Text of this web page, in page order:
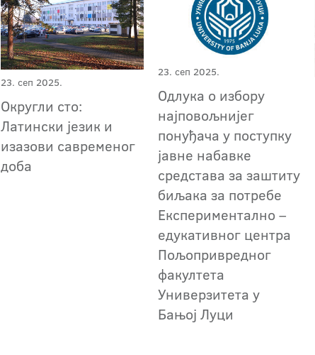
23. сеп 2025.
Округли сто:
Латински језик и
изазови савременог
доба
23. сеп 2025.
Одлука о избору
најповољнијег
понуђача у поступку
јавне набавке
средстава за заштиту
биљака за потребе
Експериментално –
едукативног центра
Пољопривредног
факултета
Универзитета у
Бањој Луци